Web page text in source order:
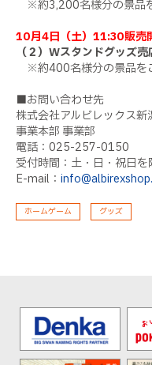
※約3,200名様分の景品
10月4日（土）11:30販売
（２） Wスタンドグッズ売
※約400名様分の景品を
■お問い合わせ先
株式会社アルビレックス新
事業本部 事業部
電話： 025-257-0150
受付時間：土・日・祝日を
E-mail：
ホームゲーム グッズ